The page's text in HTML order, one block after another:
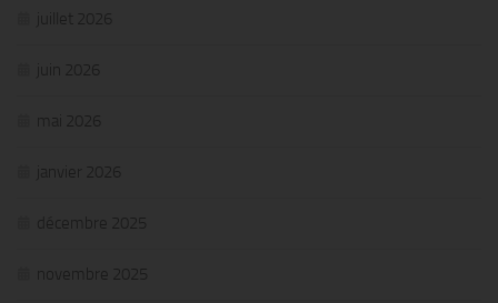
juillet 2026
juin 2026
mai 2026
janvier 2026
décembre 2025
novembre 2025